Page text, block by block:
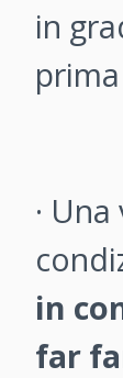
in
·
in
far